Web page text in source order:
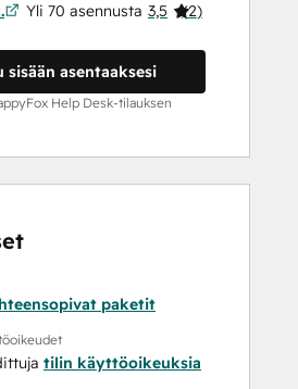
Yli 70 asennusta 3,5 (2)
sisään asentaaksesi
Help Desk-tilauksen
paketit
tilin käyttöoikeuksia